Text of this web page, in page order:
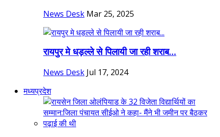
News Desk Mar 25, 2025
रायपुर मे धड़ल्ले से पिलायी जा रही शराब...
News Desk Jul 17, 2024
मध्यप्रदेश